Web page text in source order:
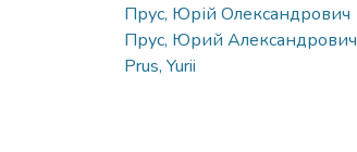
Прус, Юрій Олександрович
Прус, Юрий Александрович
Prus, Yurii